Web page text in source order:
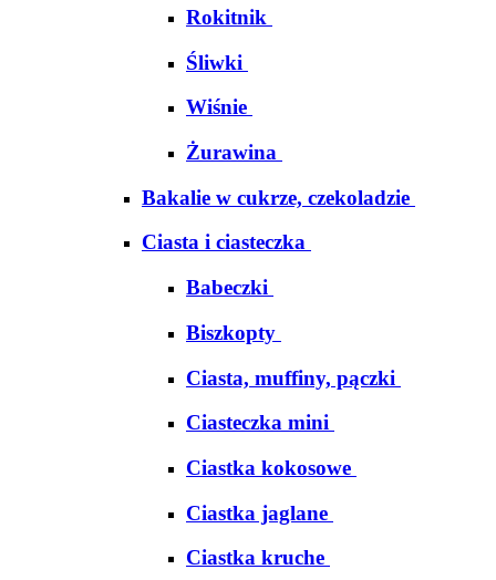
Rokitnik
Śliwki
Wiśnie
Żurawina
Bakalie w cukrze, czekoladzie
Ciasta i ciasteczka
Babeczki
Biszkopty
Ciasta, muffiny, pączki
Ciasteczka mini
Ciastka kokosowe
Ciastka jaglane
Ciastka kruche